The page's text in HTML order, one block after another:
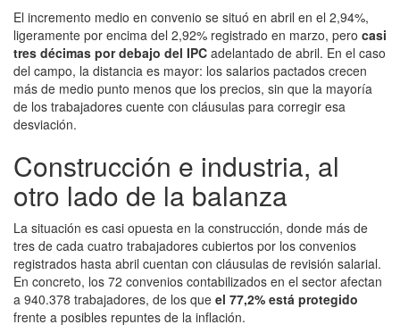
El incremento medio en convenio se situó en abril en el 2,94%,
ligeramente por encima del 2,92% registrado en marzo, pero casi
tres décimas por debajo del IPC adelantado de abril. En el caso
del campo, la distancia es mayor: los salarios pactados crecen
más de medio punto menos que los precios, sin que la mayoría
de los trabajadores cuente con cláusulas para corregir esa
desviación.
Construcción e industria, al
otro lado de la balanza
La situación es casi opuesta en la construcción, donde más de
tres de cada cuatro trabajadores cubiertos por los convenios
registrados hasta abril cuentan con cláusulas de revisión salarial.
En concreto, los 72 convenios contabilizados en el sector afectan
a 940.378 trabajadores, de los que el 77,2% está protegido
frente a posibles repuntes de la inflación.